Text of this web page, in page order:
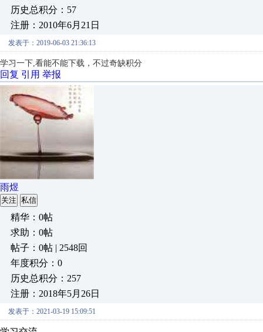
历史总积分：57
注册：2010年6月21日
发表于：2019-06-03 21:36:13
学习一下,看能不能下载，不过奇缺积分
回复 引用 举报
雨煜
关注 私信
精华：0帖
求助：0帖
帖子：0帖 | 2548回
年度积分：0
历史总积分：257
注册：2018年5月26日
发表于：2021-03-19 15:09:51